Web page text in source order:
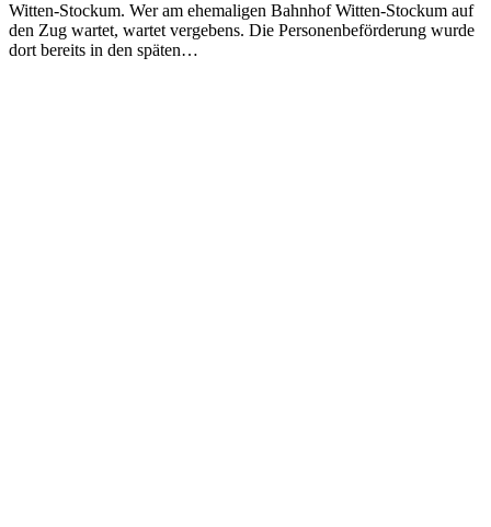
Witten-Stockum. Wer am ehemaligen Bahnhof Witten-Stockum auf
den Zug wartet, wartet vergebens. Die Per­sonen­be­förder­ung wurde
dort bereits in den späten…